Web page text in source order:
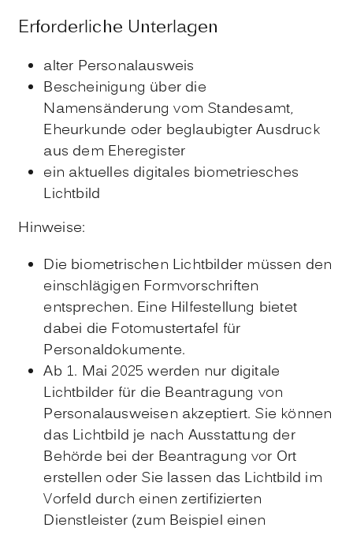
Erforderliche Unterlagen
alter Personalausweis
Bescheinigung über die
Namensänderung vom Standesamt,
Eheurkunde oder beglaubigter Ausdruck
aus dem Eheregister
ein aktuelles digitales biometriesches
Lichtbild
Hinweise:
Die biometrischen Lichtbilder müssen den
einschlägigen Formvorschriften
entsprechen. Eine Hilfestellung bietet
dabei die Fotomustertafel für
Personaldokumente.
Ab 1. Mai 2025 werden nur digitale
Lichtbilder für die Beantragung von
Personalausweisen akzeptiert. Sie können
das Lichtbild je nach Ausstattung der
Behörde bei der Beantragung vor Ort
erstellen oder Sie lassen das Lichtbild im
Vorfeld durch einen zertifizierten
Dienstleister (zum Beispiel einen